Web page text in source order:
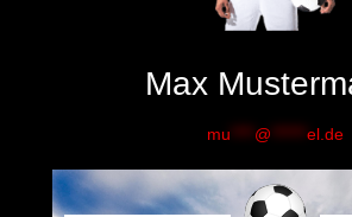
Max
mu @ el.de